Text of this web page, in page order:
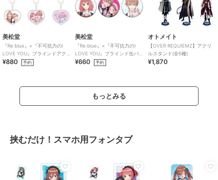
美松堂
『Re:blue』×『不可抗力のI
LOVE YOU』ブラインドアク
リルキーホルダー（全6種）
¥880 予約
美松堂
『Re:blue』×『不可抗力のI
LOVE YOU』ブラインド缶バ
ッジ（全6種）
¥660 予約
オトメイト
【OVER REQUIEMZ】アクリ
ルスタンド(全6種)
¥1,870
もっとみる
挟むだけ！スマホ用フォンタブ